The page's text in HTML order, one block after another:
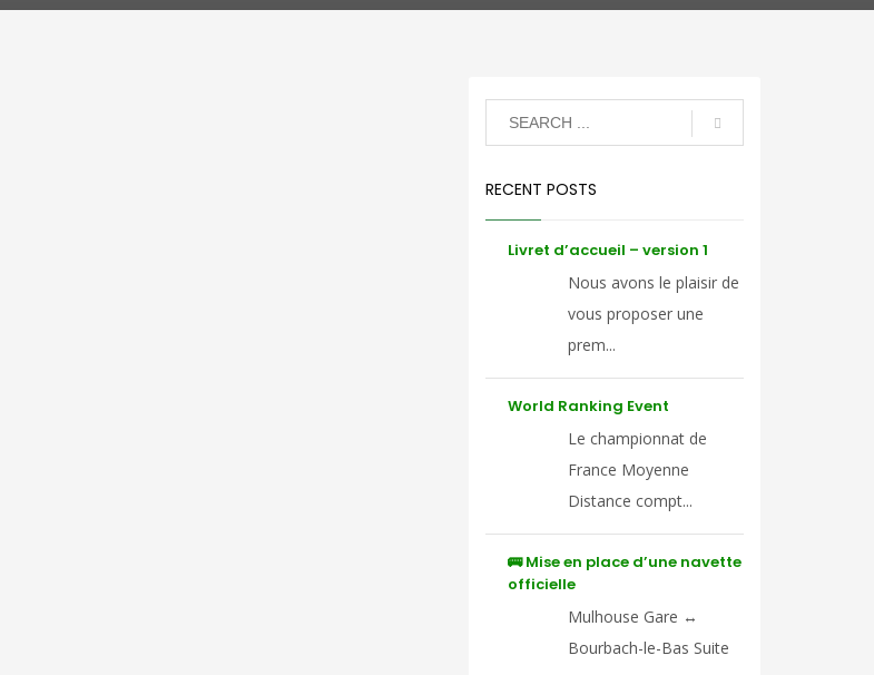
RECENT POSTS
Livret d’accueil – version 1
Nous avons le plaisir de
vous proposer une
prem...
World Ranking Event
Le championnat de
France Moyenne
Distance compt...
🚌 Mise en place d’une navette
officielle
Mulhouse Gare ↔
Bourbach-le-Bas Suite